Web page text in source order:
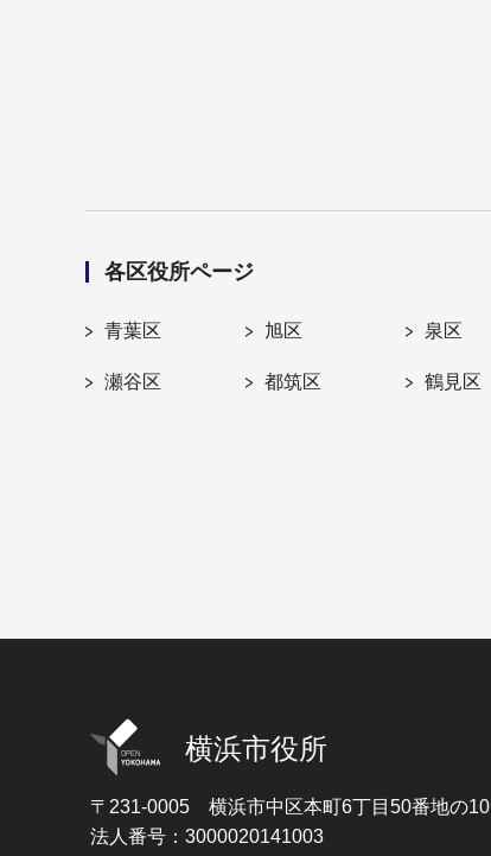
各区役所ページ
青葉区 旭区 泉区
瀬谷区 都筑区 鶴見区
横浜市役所
〒231-0005 横浜市中区本町6丁目50番地の10
法人番号：3000020141003